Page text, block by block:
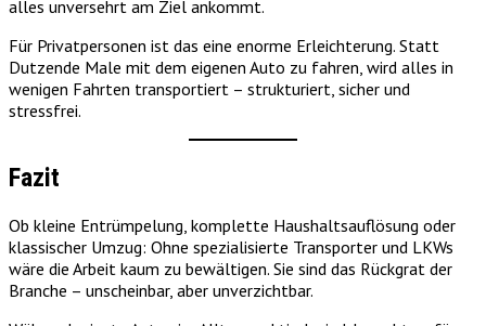
alles unversehrt am Ziel ankommt.
Für Privatpersonen ist das eine enorme Erleichterung. Statt
Dutzende Male mit dem eigenen Auto zu fahren, wird alles in
wenigen Fahrten transportiert – strukturiert, sicher und
stressfrei.
Fazit
Ob kleine Entrümpelung, komplette Haushaltsauflösung oder
klassischer Umzug: Ohne spezialisierte Transporter und LKWs
wäre die Arbeit kaum zu bewältigen. Sie sind das Rückgrat der
Branche – unscheinbar, aber unverzichtbar.